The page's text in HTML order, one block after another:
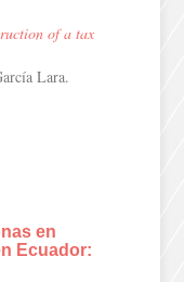
of a tax
Lara.
en
Ecuador: